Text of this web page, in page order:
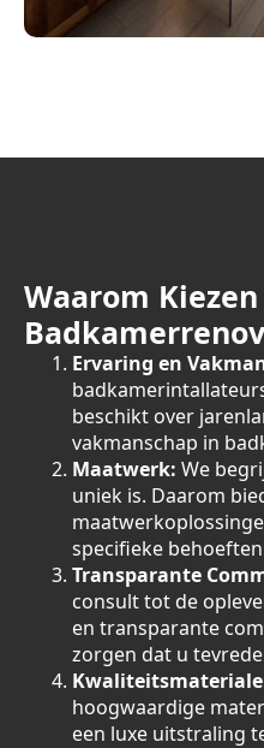
Waarom
Ervaring en
beschikt over
vakmanschap in
Maatwerk: We
uniek is. Daarom
specifieke
Transparante
consult tot de
en transparante
zorgen dat u
hoogwaardige
een luxe uitstraling